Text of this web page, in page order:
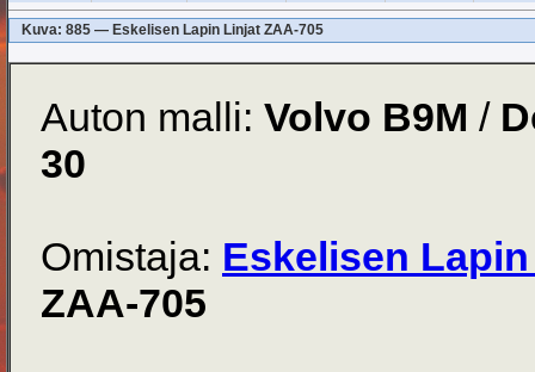
Kuva: 885 — Eskelisen Lapin Linjat ZAA-705
Auton malli: Volvo B9M /
30
Omistaja: Eskelisen
ZAA-705